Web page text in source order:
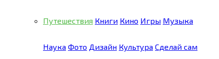
Путешествия Книги Кино Игры Музыка
Наука Фото Дизайн Культура Сделай сам